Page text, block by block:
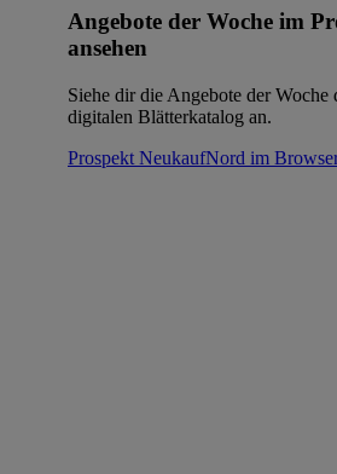
Angebote der Woche im
ansehen
Siehe dir die Angebote der Woche
digitalen Blätterkatalog an.
Prospekt NeukaufNord im